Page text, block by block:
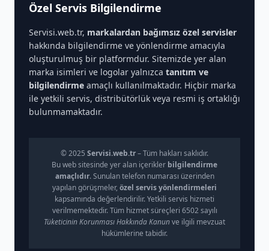
Özel Servis Bilgilendirme
Servisi.web.tr, markalardan bağımsız özel servisler
hakkında bilgilendirme ve yönlendirme amacıyla
oluşturulmuş bir platformdur. Sitemizde yer alan
marka isimleri ve logolar yalnızca tanıtım ve
bilgilendirme amaçlı kullanılmaktadır. Hiçbir marka
ile yetkili servis, distribütörlük veya resmi iş ortaklığı
bulunmamaktadır.
© 2025 Servisi.web.tr– Tüm hakları saklıdır.
Bu web sitesinde yer alan içerikler bilgilendirme
amaçlıdır. Sunulan telefon numarası üzerinden
yapılan görüşmeler, özel servis yönlendirmeleri
kapsamında değerlendirilir. Yetkili servis hizmeti
verilmemektedir. Tüm hizmet süreçleri 6502 sayılı
Tüketicinin Korunması Hakkında Kanunve ilgili mevzuat
hükümlerine tabidir.